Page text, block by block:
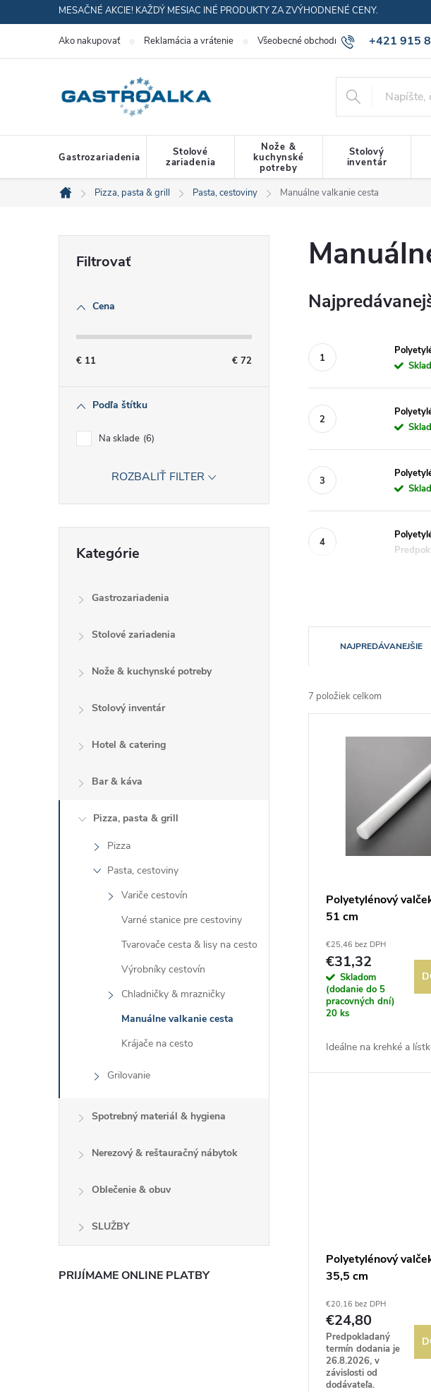
na
MESAČNÉ AKCIE! KAŽDÝ MESIAC INÉ PRODUKTY ZA ZVÝHODNENÉ CENY.
+421 915
Ako nakupovať Reklamácia a vrátenie Všeobecné obchodné podmienky
Gastrozariadenia
Stolové
zariadenia
Nože &
kuchynské
potreby
Stolový
inventár
Domov
Pizza, pasta & grill Pasta, cestoviny Manuálne valkanie cesta
n
e
Cena
€ 11 € 72
Podľa štítku
Na sklade 6
ROZBALIŤ FILTER
kategórie
Kategórie
Gastrozariadenia
Stolové zariadenia
Nože & kuchynské potreby
Stolový inventár
Hotel & catering
Bar & káva
Pizza, pasta & grill
Pizza
Pasta, cestoviny
Variče cestovín
Varné stanice pre cestoviny
Tvarovače cesta & lisy na cesto
Výrobníky cestovín
Chladničky & mrazničky
Manuálne valkanie cesta
Krájače na cesto
Grilovanie
Spotrebný materiál & hygiena
Nerezový & reštauračný nábytok
Oblečenie & obuv
SLUŽBY
PRIJÍMAME ONLINE PLATBY
a
d
k
NAJPREDÁVANEJŠIE
7 položiek celkom
k
Polyetylénový
51 cm
€25,46 bez DPH
€31,32
Skladom
(dodanie do 5
pracovných dní)
20 ks
Ideálne na krehké a
Polyetylénový
35,5 cm
€20,16 bez DPH
€24,80
Predpokladaný
termín dodania je
26.8.2026, v
závislosti od
dodávateľa.